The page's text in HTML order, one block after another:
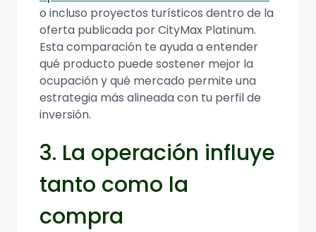
o incluso proyectos turísticos dentro de la
oferta publicada por CityMax Platinum.
Esta comparación te ayuda a entender
qué producto puede sostener mejor la
ocupación y qué mercado permite una
estrategia más alineada con tu perfil de
inversión.
3. La operación influye
tanto como la
compra